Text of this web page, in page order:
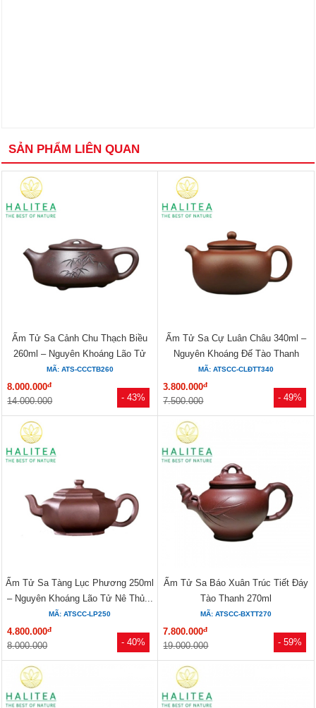
SẢN PHẨM LIÊN QUAN
- 43%
Ấm Tử Sa Cảnh Chu Thạch Biều
260ml – Nguyên Khoáng Lão Tử
Nê...
MÃ: ATS-CCCTB260
8.000.000đ
14.000.000 - 49%
Ấm Tử Sa Cự Luân Châu 340ml –
Nguyên Khoáng Đế Tào Thanh
Toàn...
MÃ: ATSCC-CLĐTT340
3.800.000đ
7.500.000
- 40%
Ấm Tử Sa Tàng Lục Phương 250ml
– Nguyên Khoáng Lão Tử Nê Thủ...
MÃ: ATSCC-LP250
4.800.000đ
8.000.000 - 59%
Ấm Tử Sa Báo Xuân Trúc Tiết Đáy
Tào Thanh 270ml
MÃ: ATSCC-BXTT270
7.800.000đ
19.000.000